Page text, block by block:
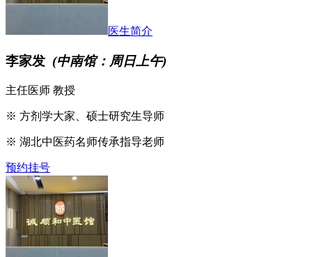
医生简介
李家发 (中南馆：周日上午)
主任医师 教授
※ 方剂学大家、硕士研究生导师
※ 湖北中医药名师传承指导老师
预约挂号